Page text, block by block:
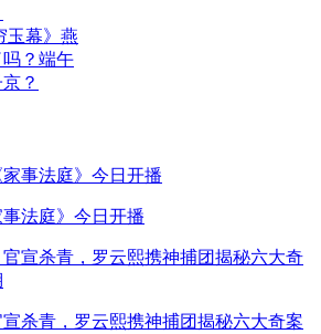
玉幕》燕
？端午
？
法庭》今日开播
宣杀青，罗云熙携神捕团揭秘六大奇案